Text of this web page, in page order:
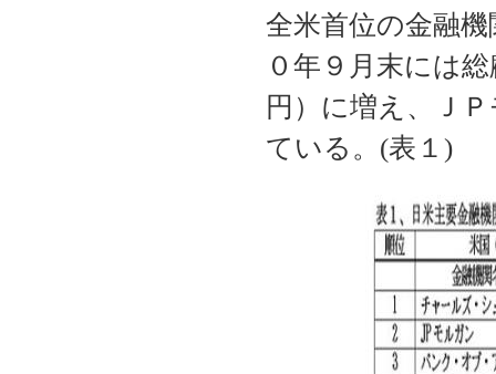
全米首位の金融
０年９月末には
円）に増え、Ｊ
ている。(表１)